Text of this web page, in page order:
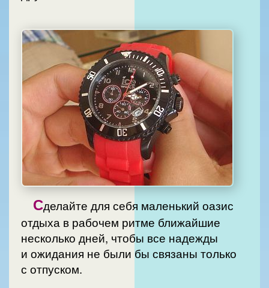
Сделайте для себя маленький оазис
отдыха в рабочем ритме ближайшие
несколько дней, чтобы все надежды
и ожидания не были бы связаны только
с отпуском.